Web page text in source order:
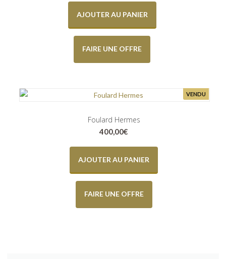
AJOUTER AU PANIER
FAIRE UNE OFFRE
VENDU
Foulard Hermes
400,00€
AJOUTER AU PANIER
FAIRE UNE OFFRE